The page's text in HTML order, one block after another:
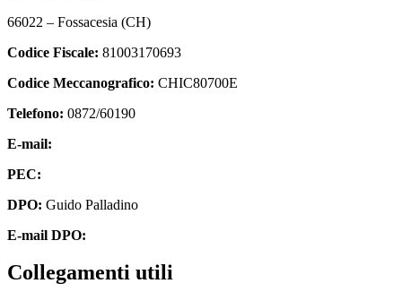
66022 – Fossacesia (CH)
Codice Fiscale: 81003170693
Codice Meccanografico: CHIC80700E
Telefono: 0872/60190
E-mail:
PEC:
DPO: Guido Palladino
E-mail DPO:
Collegamenti utili